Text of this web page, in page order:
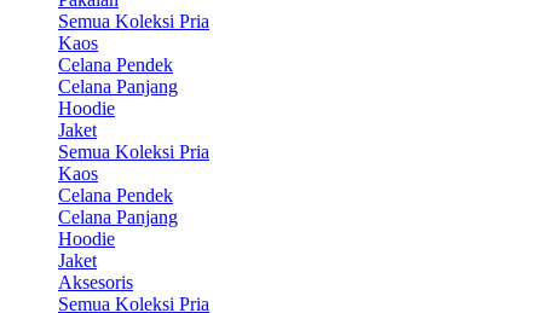
Semua Koleksi Pria
Kaos
Celana Pendek
Celana Panjang
Hoodie
Jaket
Semua Koleksi Pria
Kaos
Celana Pendek
Celana Panjang
Hoodie
Jaket
Aksesoris
Semua Koleksi Pria